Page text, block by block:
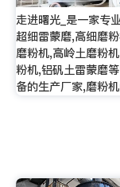
走进曙光_是一家专
超细雷蒙磨,高细磨
磨粉机,高岭土磨粉
粉机,铝矾土雷蒙磨
备的生产厂家,磨粉机